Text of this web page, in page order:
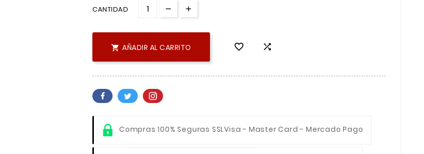
CANTIDAD
 AÑADIR AL CARRITO  
Compras 100% Seguras SSLVisa - Master Card - Mercado Pago